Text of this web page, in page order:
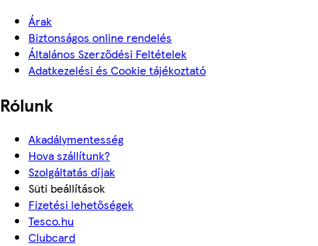
Árak
Biztonságos online rendelés
Általános Szerződési Feltételek
Adatkezelési és Cookie tájékoztató
Rólunk
Akadálymentesség
Hova szállítunk?
Szolgáltatás díjak
Süti beállítások
Fizetési lehetőségek
Tesco.hu
Clubcard